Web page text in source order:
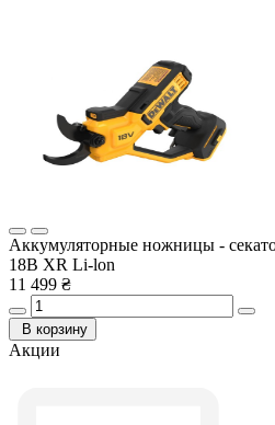
Аккумуляторные ножницы -
18В XR Li-lon
11 499 ₴
В корзину
Акции